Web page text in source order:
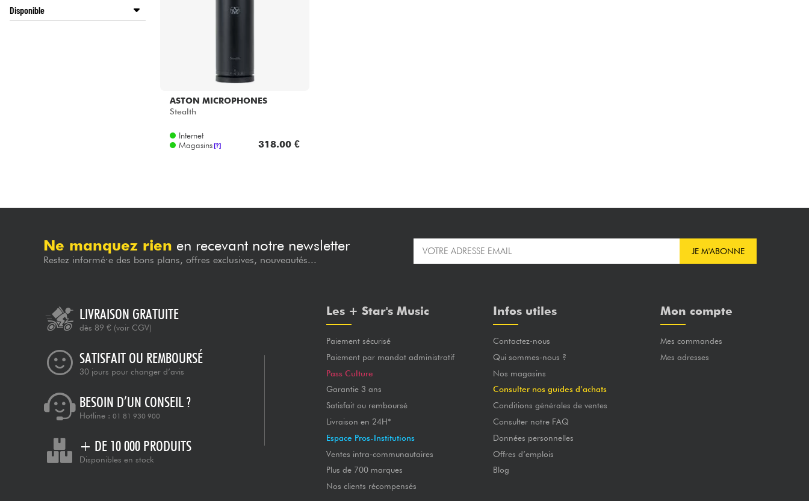
Disponible
ASTON MICROPHONES
Stealth
Internet
Magasins[?] 318.00 €
Ne manquez rien en recevant notre newsletter
Restez informé·e des bons plans, offres exclusives, nouveautés...
JE M'ABONNE
LIVRAISON GRATUITE
dès 89 € (voir CGV)
SATISFAIT OU REMBOURSÉ
30 jours pour changer d’avis
BESOIN D’UN CONSEIL ?
Hotline : 01 81 930 900
+ DE 10 000 PRODUITS
Disponibles en stock
Les + Star's Music
Paiement sécurisé
Paiement par mandat administratif
Pass Culture
Garantie 3 ans
Satisfait ou remboursé
Livraison en 24H*
Espace Pros-Institutions
Ventes intra-communautaires
Plus de 700 marques
Nos clients récompensés
Infos utiles
Contactez-nous
Qui sommes-nous ?
Nos magasins
Consulter nos guides d’achats
Conditions générales de ventes
Consulter notre FAQ
Données personnelles
Offres d’emplois
Blog
Mon compte
Mes commandes
Mes adresses